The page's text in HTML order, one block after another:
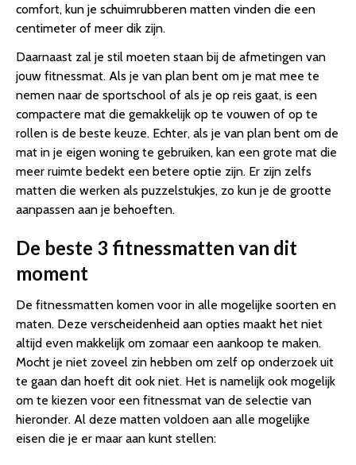
comfort, kun je schuimrubberen matten vinden die een
centimeter of meer dik zijn.
Daarnaast zal je stil moeten staan bij de afmetingen van
jouw fitnessmat. Als je van plan bent om je mat mee te
nemen naar de sportschool of als je op reis gaat, is een
compactere mat die gemakkelijk op te vouwen of op te
rollen is de beste keuze. Echter, als je van plan bent om de
mat in je eigen woning te gebruiken, kan een grote mat die
meer ruimte bedekt een betere optie zijn. Er zijn zelfs
matten die werken als puzzelstukjes, zo kun je de grootte
aanpassen aan je behoeften.
De beste 3 fitnessmatten van dit
moment
De fitnessmatten komen voor in alle mogelijke soorten en
maten. Deze verscheidenheid aan opties maakt het niet
altijd even makkelijk om zomaar een aankoop te maken.
Mocht je niet zoveel zin hebben om zelf op onderzoek uit
te gaan dan hoeft dit ook niet. Het is namelijk ook mogelijk
om te kiezen voor een fitnessmat van de selectie van
hieronder. Al deze matten voldoen aan alle mogelijke
eisen die je er maar aan kunt stellen: